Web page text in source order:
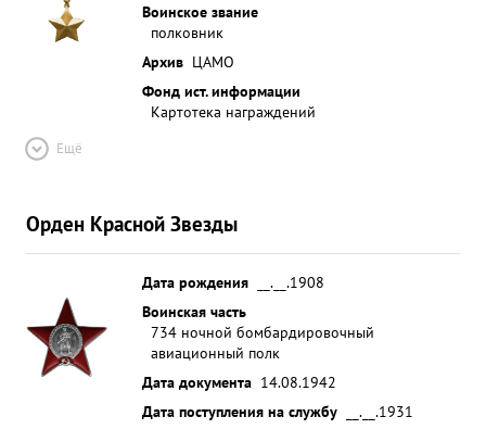
Воинское звание
полковник
Архив ЦАМО
Фонд ист. информации
Картотека награждений
Ещё
Орден Красной Звезды
Дата рождения
__.__.1908
Воинская часть
734 ночной бомбардировочный
авиационный полк
Дата документа 14.08.1942
Дата поступления на службу
__.__.1931